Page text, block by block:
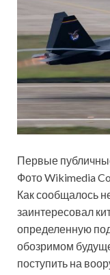
Первые
Фото Wikimedia
Как сообщалось
заинтересовал
определенную
обозримом
поступить на